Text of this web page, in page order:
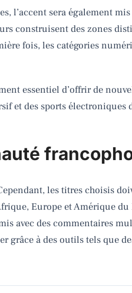
l’accent sera également
construisent des zones
fois, les catégories
essentiel d’offrir de
et des sports
les titres choisis
Europe et Amérique du
avec des commentaires
à des outils tels que